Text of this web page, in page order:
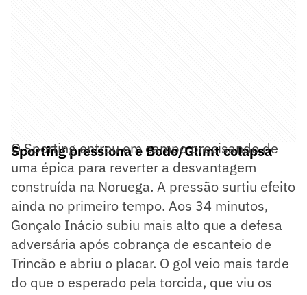
Sporting pressiona e Bodo/Glimt colapsa
O Sporting entrou em campo precisando de
uma épica para reverter a desvantagem
construída na Noruega. A pressão surtiu efeito
ainda no primeiro tempo. Aos 34 minutos,
Gonçalo Inácio subiu mais alto que a defesa
adversária após cobrança de escanteio de
Trincão e abriu o placar. O gol veio mais tarde
do que o esperado pela torcida, que viu os